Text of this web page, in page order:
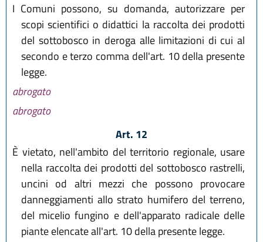
I Comuni possono, su domanda, autorizzare per
scopi scientifici o didattici la raccolta dei prodotti
del sottobosco in deroga alle limitazioni di cui al
secondo e terzo comma dell'art. 10 della presente
legge.
abrogato
abrogato
Art. 12
È vietato, nell'ambito del territorio regionale, usare
nella raccolta dei prodotti del sottobosco rastrelli,
uncini od altri mezzi che possono provocare
danneggiamenti allo strato humifero del terreno,
del micelio fungino e dell'apparato radicale delle
piante elencate all'art. 10 della presente legge.